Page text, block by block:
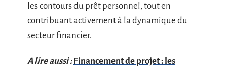
les contours du prêt personnel, tout en
contribuant activement à la dynamique du
secteur financier.
A lire aussi : Financement de projet : les